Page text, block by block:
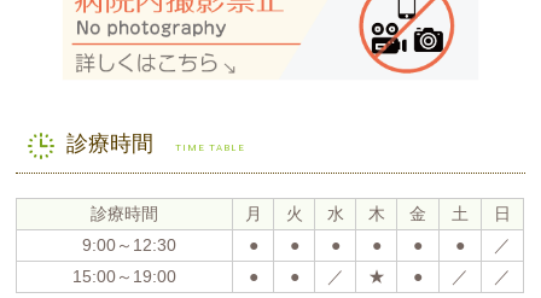
診療時間TIME TABLE
診療時間 月 火 水 木 金 土
日
9:00～12:30
● ● ● ● ● ●
／
15:00～19:00
● ● ／ ★ ● ／ ／